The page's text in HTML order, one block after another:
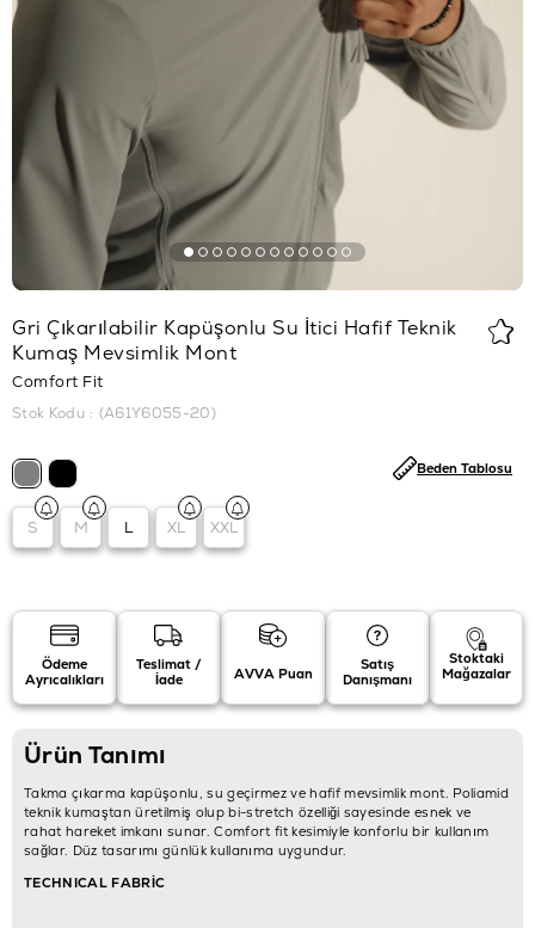
Gri Çıkarılabilir Kapüşonlu Su İtici Hafif Teknik
Kumaş Mevsimlik Mont
Comfort Fit
Stok Kodu (A61Y6055-20)
S M L XL XXL
Beden Tablosu
Ödeme
Ayrıcalıkları
Teslimat /
İade
AVVA Puan
Satış
Danışmanı
Stoktaki
Mağazalar
Ürün Tanımı
Takma çıkarma kapüşonlu, su geçirmez ve hafif mevsimlik mont. Poliamid
teknik kumaştan üretilmiş olup bi-stretch özelliği sayesinde esnek ve
rahat hareket imkanı sunar. Comfort fit kesimiyle konforlu bir kullanım
sağlar. Düz tasarımı günlük kullanıma uygundur.
TECHNICAL FABRİC